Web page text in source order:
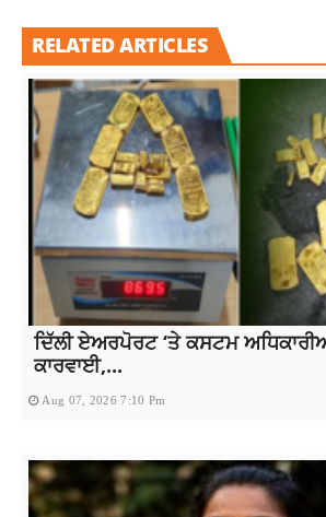
RELATED ARTICLES
ਦਿੱਲੀ ਏਅਰਪੋਰਟ ‘ਤੇ ਕਸਟਮ
ਕਾਰਵਾਈ,...
Aug 07, 2026 7:10 Pm